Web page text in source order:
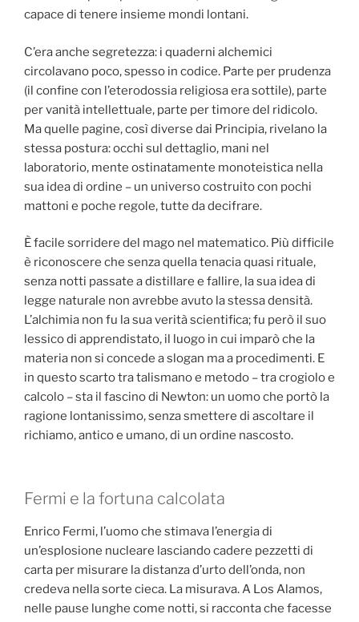
capace di tenere insieme mondi lontani.
C’era anche segretezza: i quaderni alchemici
circolavano poco, spesso in codice. Parte per prudenza
(il confine con l’eterodossia religiosa era sottile), parte
per vanità intellettuale, parte per timore del ridicolo.
Ma quelle pagine, così diverse dai Principia, rivelano la
stessa postura: occhi sul dettaglio, mani nel
laboratorio, mente ostinatamente monoteistica nella
sua idea di ordine – un universo costruito con pochi
mattoni e poche regole, tutte da decifrare.
È facile sorridere del mago nel matematico. Più difficile
è riconoscere che senza quella tenacia quasi rituale,
senza notti passate a distillare e fallire, la sua idea di
legge naturale non avrebbe avuto la stessa densità.
L’alchimia non fu la sua verità scientifica; fu però il suo
lessico di apprendistato, il luogo in cui imparò che la
materia non si concede a slogan ma a procedimenti. E
in questo scarto tra talismano e metodo – tra crogiolo e
calcolo – sta il fascino di Newton: un uomo che portò la
ragione lontanissimo, senza smettere di ascoltare il
richiamo, antico e umano, di un ordine nascosto.
Fermi e la fortuna calcolata
Enrico Fermi, l’uomo che stimava l’energia di
un’esplosione nucleare lasciando cadere pezzetti di
carta per misurare la distanza d’urto dell’onda, non
credeva nella sorte cieca. La misurava. A Los Alamos,
nelle pause lunghe come notti, si racconta che facesse